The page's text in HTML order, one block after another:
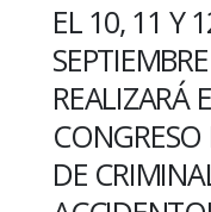
EL 10, 11 Y
REALIZARÁ
DE